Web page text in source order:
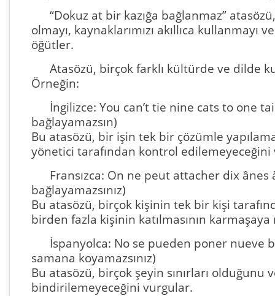
“Dokuz at bir kazığa bağlanmaz”
olmayı, kaynaklarımızı akıllıca
öğütler.
Atasözü, birçok farklı kültürde ve dilde
Örneğin:
İngilizce: You can’t tie nine cats to one
bağlayamazsın)
Bu atasözü, bir işin tek bir çözümle
yönetici tarafından kontrol
Fransızca: On ne peut attacher dix
bağlayamazsınız)
Bu atasözü, birçok kişinin tek bir kişi
birden fazla kişinin katılmasının
İspanyolca: No se pueden poner nueve
samana koyamazsınız)
Bu atasözü, birçok şeyin sınırları olduğunu
bindirilemeyeceğini vurgular.